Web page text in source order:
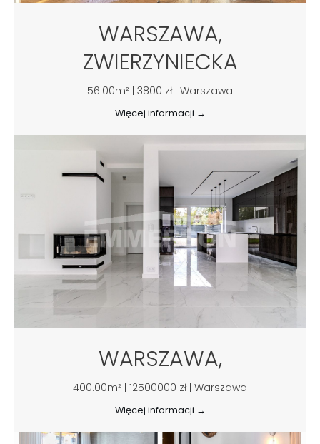
WARSZAWA,
ZWIERZYNIECKA
56.00m² | 3800 zł | Warszawa
Więcej informacji →
WARSZAWA,
400.00m² | 12500000 zł | Warszawa
Więcej informacji →